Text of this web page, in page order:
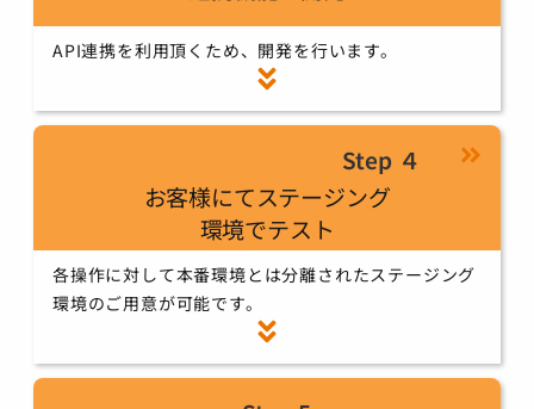
API連携を利用頂くため、開発を行います。
Step ４
お客様にてステージング
環境でテスト
各操作に対して本番環境とは分離されたステージング
環境のご用意が可能です。